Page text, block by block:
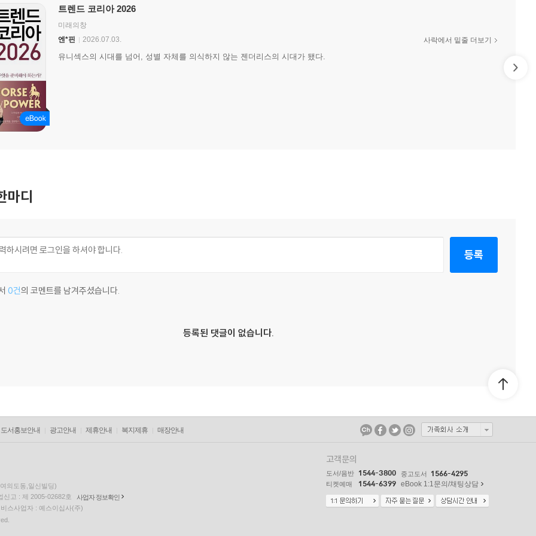
트렌드 코리아 2026
미래의창
엔*핀
2026.07.03.
유니섹스의 시대를 넘어, 성별 자체를 의식하지 않는 젠더리스의 시대가 됐다.
사락에서 밑줄 더보기
마디
등록
0건의 코멘트를 남겨주셨습니다.
등록된 댓글이 없습니다.
도서홍보안내 광고안내 제휴안내 복지제휴 매장안내
의도동,일신빌딩)
고 : 제 2005-02682호
사업자 정보확인
스사업자 : 예스이십사(주)
고객문의
도서/음반 1544-3800 중고도서 1566-4295
티켓예매 1544-6399 eBook 1:1문의/채팅상담